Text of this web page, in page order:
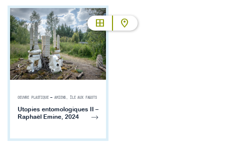
OEUVRE PLASTIQUE—AMIENS, ÎLE AUX FAGOTS
Utopies entomologiques II –
Raphaël Emine, 2024